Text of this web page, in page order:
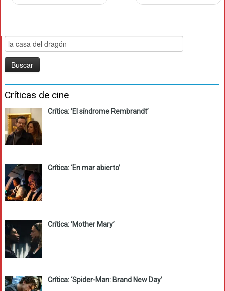
Buscar:
Críticas de cine
Crítica: ‘El síndrome Rembrandt’
Crítica: ‘En mar abierto’
Crítica: ‘Mother Mary’
Crítica: ‘Spider-Man: Brand New Day’